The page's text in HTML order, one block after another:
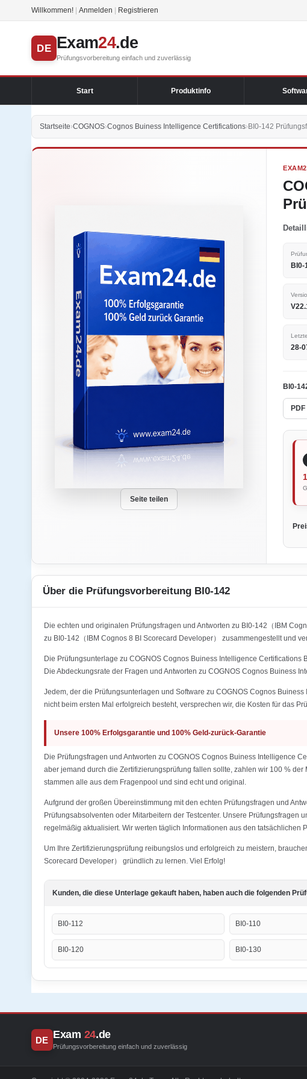
Willkommen! Anmelden Registrieren
DE Exam24.de
Prüfungsvorbereitung einfach und zuverlässig
Start Produktinfo
Startseite›COGNOS›Cognos Buiness Intelligence Certifications›BI0-142
Seite teilen
BI0-
28-
BI0-
Über die Prüfungsvorbereitung BI0-142
Die echten und originalen Prüfungsfragen und Antworten zu BI0-142（IBM
zu BI0-142（IBM Cognos 8 BI Scorecard Developer） zusammengestellt und
Die Prüfungsunterlage zu COGNOS Cognos Buiness Intelligence
Die Abdeckungsrate der Fragen und Antworten zu COGNOS Cognos Buiness
Jedem, der die Prüfungsunterlagen und Software zu COGNOS Cognos
nicht beim ersten Mal erfolgreich besteht, versprechen wir, die Kosten für das
Unsere 100% Erfolgsgarantie und 100% Geld-zurück-Garantie
Die Prüfungsfragen und Antworten zu COGNOS Cognos Buiness Intelligence
aber jemand durch die Zertifizierungsprüfung fallen sollte, zahlen wir 100 %
stammen alle aus dem Fragenpool und sind echt und original.
Aufgrund der großen Übereinstimmung mit den echten Prüfungsfragen und
Prüfungsabsolventen oder Mitarbeitern der Testcenter. Unsere
regelmäßig aktualisiert. Wir werten täglich Informationen aus den tatsächlichen
Um Ihre Zertifizierungsprüfung reibungslos und erfolgreich zu meistern,
Scorecard Developer） gründlich zu lernen. Viel Erfolg!
Kunden, die diese Unterlage gekauft haben, haben auch die folgenden
BI0-112 BI0-110
BI0-120 BI0-130
DE Exam 24.de
Prüfungsvorbereitung einfach und zuverlässig